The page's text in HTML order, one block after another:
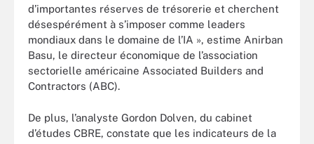
d’importantes réserves de trésorerie et cherchent
désespérément à s’imposer comme leaders
mondiaux dans le domaine de l’IA », estime Anirban
Basu, le directeur économique de l’association
sectorielle américaine Associated Builders and
Contractors (ABC).
De plus, l’analyste Gordon Dolven, du cabinet
d’études CBRE, constate que les indicateurs de la